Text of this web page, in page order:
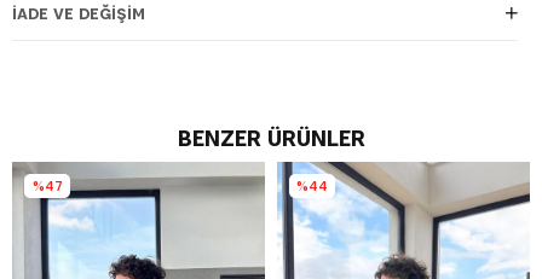
İADE VE DEĞIŞIM
BENZER ÜRÜNLER
%47 %44